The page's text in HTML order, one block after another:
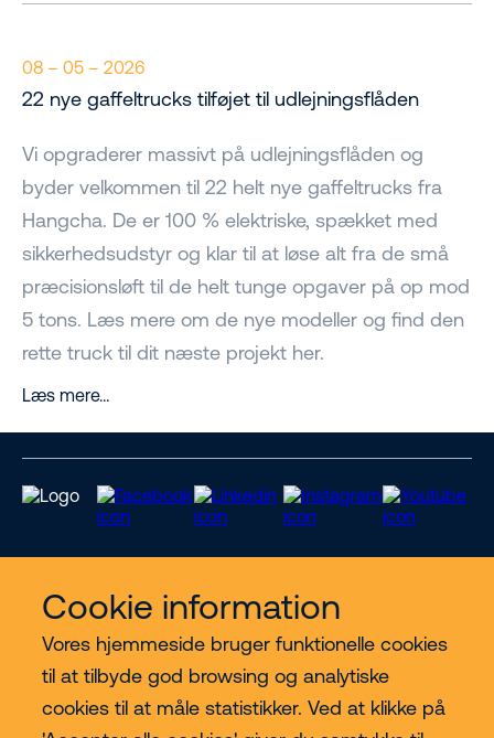
Cookie information
Vores hjemmeside bruger funktionelle cookies
til at tilbyde god browsing og analytiske
cookies til at måle statistikker. Ved at klikke på
08 – 05 – 2026
22 nye gaffeltrucks tilføjet til udlejningsflåden
Vi opgraderer massivt på udlejningsflåden og
byder velkommen til 22 helt nye gaffeltrucks fra
Hangcha. De er 100 % elektriske, spækket med
sikkerhedsudstyr og klar til at løse alt fra de små
præcisionsløft til de helt tunge opgaver på op mod
5 tons. Læs mere om de nye modeller og find den
rette truck til dit næste projekt her.
Læs mere…
Vores services
Lift kategorier